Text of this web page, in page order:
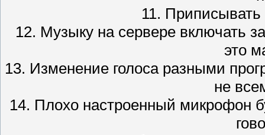
11. Приписывать
12. Музыку на сервере включать
это
13. Изменение голоса разными
не
14. Плохо настроенный микрофон